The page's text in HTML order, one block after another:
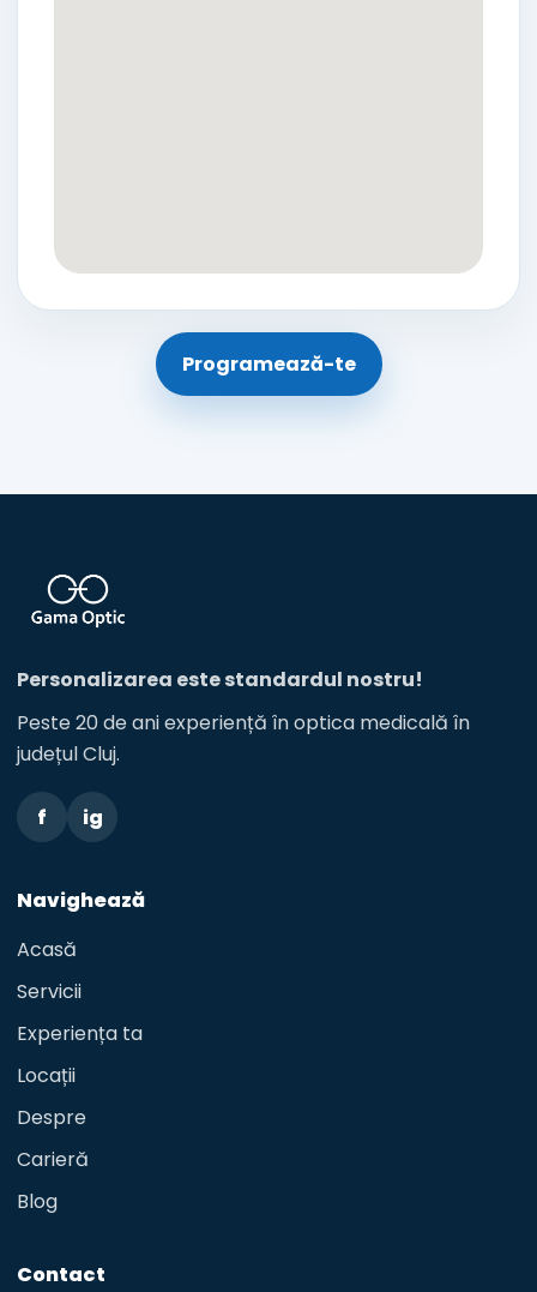
Programează-te
Personalizarea este standardul nostru!
Peste 20 de ani experiență în optica medicală în
județul Cluj.
f ig
Navighează
Acasă
Servicii
Experiența ta
Locații
Despre
Carieră
Blog
Contact